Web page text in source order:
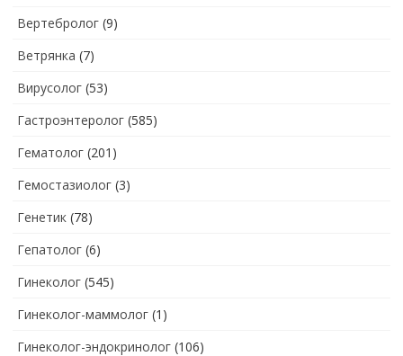
Вертебролог (9)
Ветрянка (7)
Вирусолог (53)
Гастроэнтеролог (585)
Гематолог (201)
Гемостазиолог (3)
Генетик (78)
Гепатолог (6)
Гинеколог (545)
Гинеколог-маммолог (1)
Гинеколог-эндокринолог (106)